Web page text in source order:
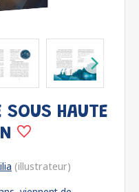
HAUTE
(illustrateur)